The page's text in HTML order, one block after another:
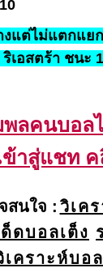
งแต่ไม่แตกแย
เอสตร้า ชนะ
พลคนบอล
ข้าสู่แชท
สนใจ : วิเค
ดบอลเต็ง
เคราะห์บอ